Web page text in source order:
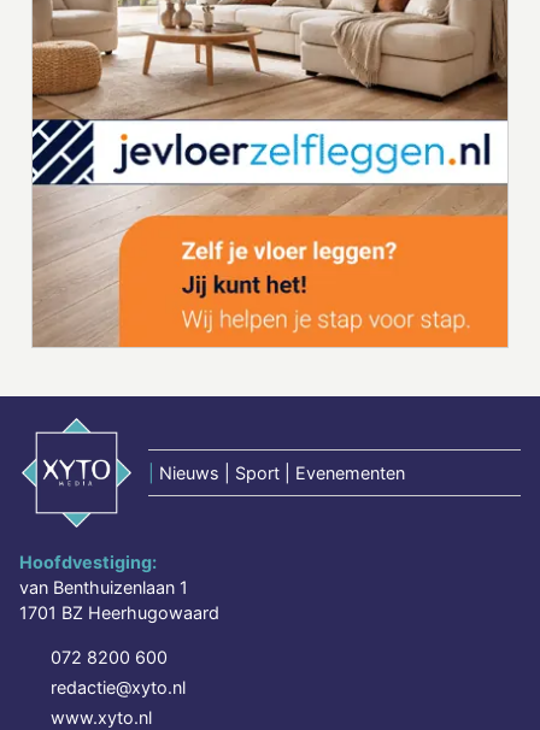
Nieuws | Sport | Evenementen
Hoofdvestiging:
van Benthuizenlaan 1
1701 BZ Heerhugowaard
072 8200 600
redactie@xyto.nl
www.xyto.nl